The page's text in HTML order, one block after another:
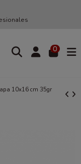
0
10x16 cm 35gr